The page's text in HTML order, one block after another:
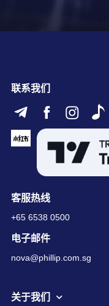
联系我们
客服热线
+65 6538 0500
电子邮件
nova@phillip.com.sg
关于我们